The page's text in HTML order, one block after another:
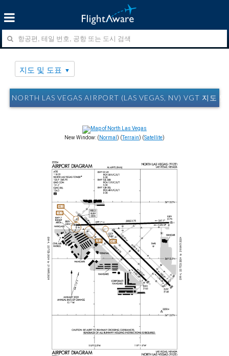
지도 및 도표
NORTH LAS VEGAS AIRPORT (LAS VEGAS, NV) VGT 지도
New Window: ( Normal ) (Terrain) (Satellite)